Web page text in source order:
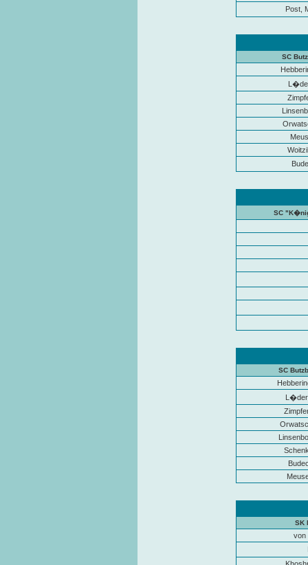
Post,
SC
SC
SC
SK
von